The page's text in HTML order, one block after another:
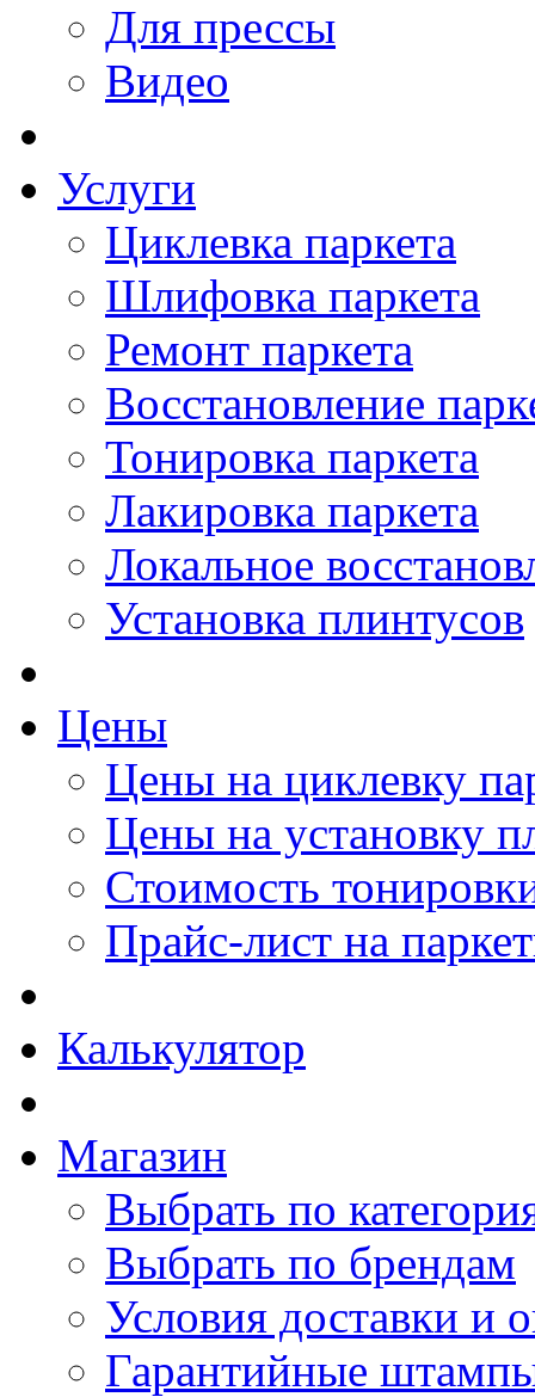
Для прессы
Видео
Услуги
Циклевка паркета
Шлифовка паркета
Ремонт паркета
Восстановление
Тонировка паркета
Лакировка паркета
Локальное
Установка плинтусов
Цены
Цены на циклевку
Цены на установку
Стоимость
Прайс-лист на
Калькулятор
Магазин
Выбрать по
Выбрать по брендам
Условия доставки и
Гарантийные